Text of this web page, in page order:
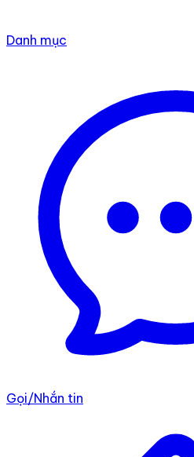
Danh mục
Gọi/Nhắn tin